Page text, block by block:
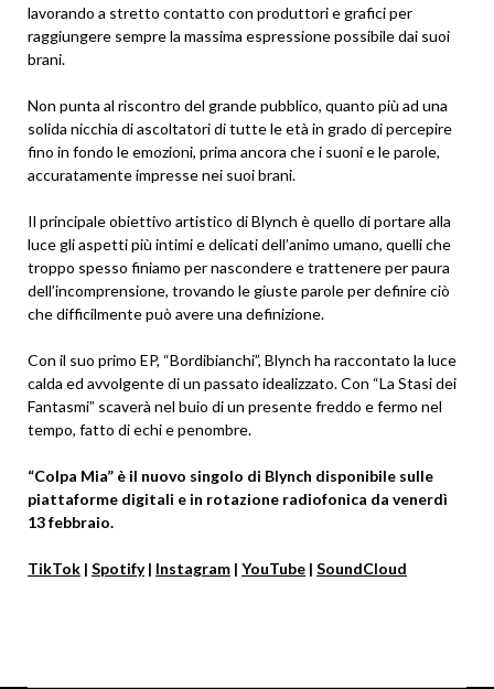
lavorando a stretto contatto con produttori e grafici per
raggiungere sempre la massima espressione possibile dai suoi
brani.
Non punta al riscontro del grande pubblico, quanto più ad una
solida nicchia di ascoltatori di tutte le età in grado di percepire
fino in fondo le emozioni, prima ancora che i suoni e le parole,
accuratamente impresse nei suoi brani.
Il principale obiettivo artistico di Blynch è quello di portare alla
luce gli aspetti più intimi e delicati dell’animo umano, quelli che
troppo spesso finiamo per nascondere e trattenere per paura
dell’incomprensione, trovando le giuste parole per definire ciò
che difficilmente può avere una definizione.
Con il suo primo EP, “Bordibianchi”, Blynch ha raccontato la luce
calda ed avvolgente di un passato idealizzato. Con “La Stasi dei
Fantasmi” scaverà nel buio di un presente freddo e fermo nel
tempo, fatto di echi e penombre.
“Colpa Mia” è il nuovo singolo di Blynch disponibile sulle
piattaforme digitali e in rotazione radiofonica da venerdì
13 febbraio.
TikTok | Spotify| Instagram | YouTube | SoundCloud